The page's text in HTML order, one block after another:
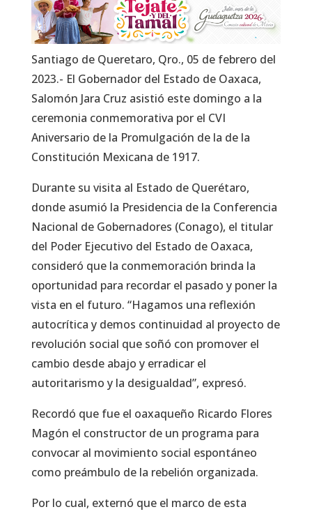
Santiago de Queretaro, Qro., 05 de febrero del
2023.- El Gobernador del Estado de Oaxaca,
Salomón Jara Cruz asistió este domingo a la
ceremonia conmemorativa por el CVI
Aniversario de la Promulgación de la de la
Constitución Mexicana de 1917.
Durante su visita al Estado de Querétaro,
donde asumió la Presidencia de la Conferencia
Nacional de Gobernadores (Conago), el titular
del Poder Ejecutivo del Estado de Oaxaca,
consideró que la conmemoración brinda la
oportunidad para recordar el pasado y poner la
vista en el futuro. “Hagamos una reflexión
autocrítica y demos continuidad al proyecto de
revolución social que soñó con promover el
cambio desde abajo y erradicar el
autoritarismo y la desigualdad”, expresó.
Recordó que fue el oaxaqueño Ricardo Flores
Magón el constructor de un programa para
convocar al movimiento social espontáneo
como preámbulo de la rebelión organizada.
Por lo cual, externó que el marco de esta